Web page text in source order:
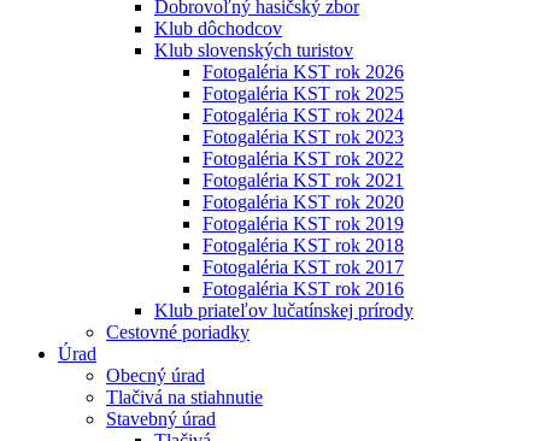
Dobrovoľný hasičský zbor
Klub dôchodcov
Klub slovenských turistov
Fotogaléria KST rok 2026
Fotogaléria KST rok 2025
Fotogaléria KST rok 2024
Fotogaléria KST rok 2023
Fotogaléria KST rok 2022
Fotogaléria KST rok 2021
Fotogaléria KST rok 2020
Fotogaléria KST rok 2019
Fotogaléria KST rok 2018
Fotogaléria KST rok 2017
Fotogaléria KST rok 2016
Klub priateľov lučatínskej prírody
Cestovné poriadky
Úrad
Obecný úrad
Tlačivá na stiahnutie
Stavebný úrad